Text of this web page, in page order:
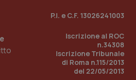
P.I. e C.F. 13026241003
Iscrizione al ROC
n.34308
Iscrizione Tribunale
di Roma n.115/2013
del 22/05/2013